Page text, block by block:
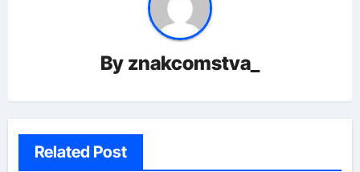
By znakcomstva_
Related Post